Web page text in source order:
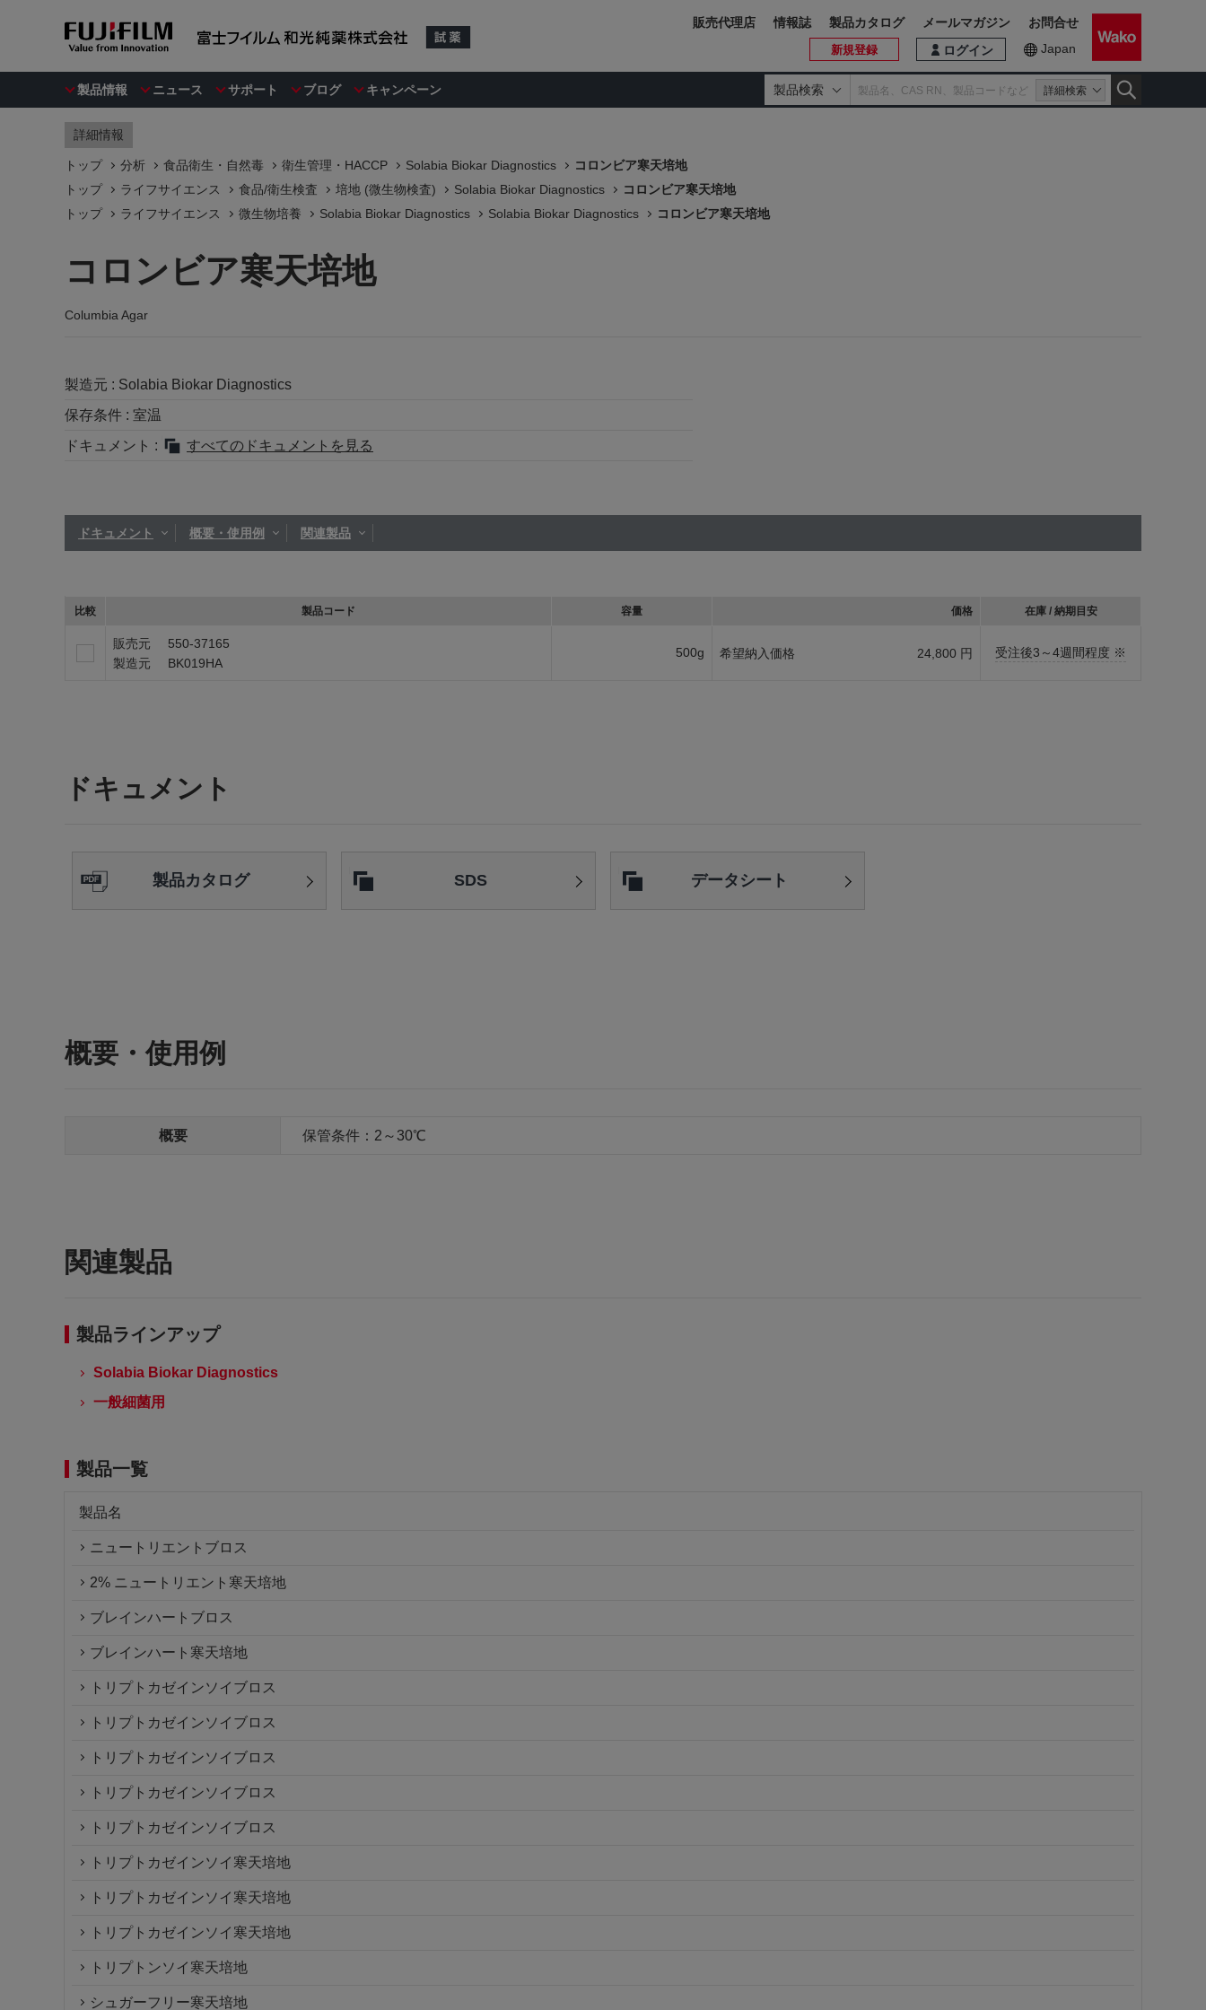
製品情報 ニュース サポート ブログ キャンペーン 製品検索 詳細検索
ログイン
新規登録 Japan
販売代理店 情報誌 製品カタログ メールマガジン お問合せ
詳細情報
トップ 分析 食品衛生・自然毒 衛生管理・HACCP Solabia Biokar Diagnostics
コロンビア寒天培地
トップ
ライフサイエンス 食品/衛生検査 培地 (微生物検査) Solabia Biokar Diagnostics
コロンビア寒天培地
トップ
ライフサイエンス 微生物培養 Solabia Biokar Diagnostics Solabia Biokar Diagnostics コロンビア寒天培地
コロンビア寒天培地
Columbia Agar
製造元 : Solabia Biokar Diagnostics
保存条件 : 室温
ドキュメント :
すべてのドキュメントを見る
ドキュメント 概要・使用例 関連製品
比較 製品コード 容量 価格 在庫 / 納期目安
販売元
550-37165
製造元
BK019HA
500g 希望納入価格 24,800 円 受注後3～4週間程度 ※
ドキュメント
製品カタログ SDS データシート
概要・使用例
概要 保管条件：2～30℃
関連製品
製品ラインアップ
Solabia Biokar Diagnostics
一般細菌用
製品一覧
製品名
ニュートリエントブロス
2% ニュートリエント寒天培地
ブレインハートブロス
ブレインハート寒天培地
トリプトカゼインソイブロス
トリプトカゼインソイブロス
トリプトカゼインソイブロス
トリプトカゼインソイブロス
トリプトカゼインソイブロス
トリプトカゼインソイ寒天培地
トリプトカゼインソイ寒天培地
トリプトカゼインソイ寒天培地
トリプトンソイ寒天培地
シュガーフリー寒天培地